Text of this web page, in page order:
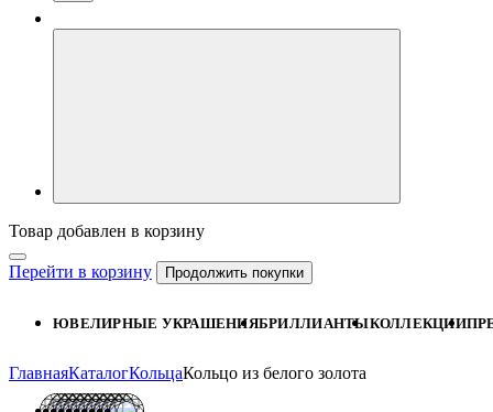
Товар добавлен в корзину
Перейти в корзину Продолжить покупки
ЮВЕЛИРНЫЕ УКРАШЕНИЯБРИЛЛИАНТЫКОЛЛЕКЦИИ
ГлавнаяКаталогКольцаКольцо из белого золота